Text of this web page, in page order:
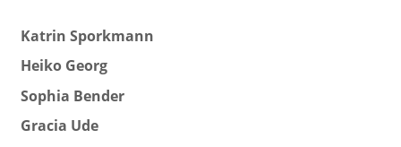
Katrin Sporkmann
Heiko Georg
Sophia Bender
Gracia Ude